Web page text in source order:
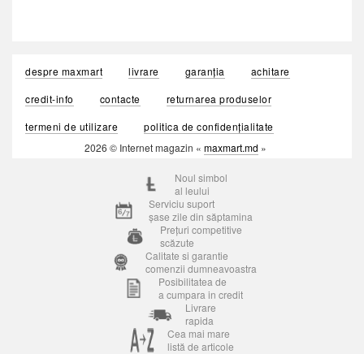
despre maxmart livrare garanția
achitare
credit-info
contacte
returnarea produselor
termeni de utilizare
politica de confidențialitate
2026 © Internet magazin « maxmart.md »
Noul simbol
al leului
Serviciu suport
șase zile din săptamina
Prețuri competitive
scăzute
Calitate si garantie
comenzii dumneavoastra
Posibilitatea de
a cumpara in credit
Livrare
rapida
Cea mai mare
listă de articole